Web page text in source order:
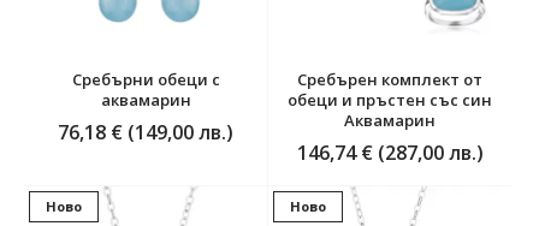
Сребърни обeци с
аквамарин
76,18 € (149,00 лв.)
Сребърен комплект от
обеци и пръстен със син
Аквамарин
146,74 € (287,00 лв.)
Ново Ново